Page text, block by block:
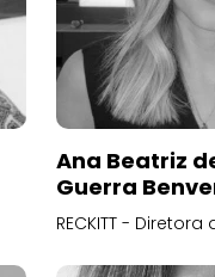
Ana Beatriz
Guerra
RECKITT -